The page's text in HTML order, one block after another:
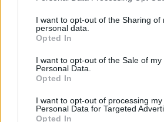
not limited to your visit or usage
grant or deny consent to Google and
use your data for below specified
consent section.
I want to opt-out of the Sharing of
personal data.
Opted In
I want to opt-out of the Sale of my
Personal Data.
Opted In
I want to opt-out of processing my
Personal Data for Targeted
Opted In